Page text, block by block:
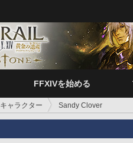
FFXIVを始める
キャラクター Sandy Clover